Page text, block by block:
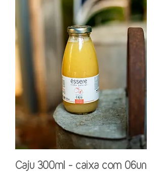
Caju 300ml - caixa com 06un